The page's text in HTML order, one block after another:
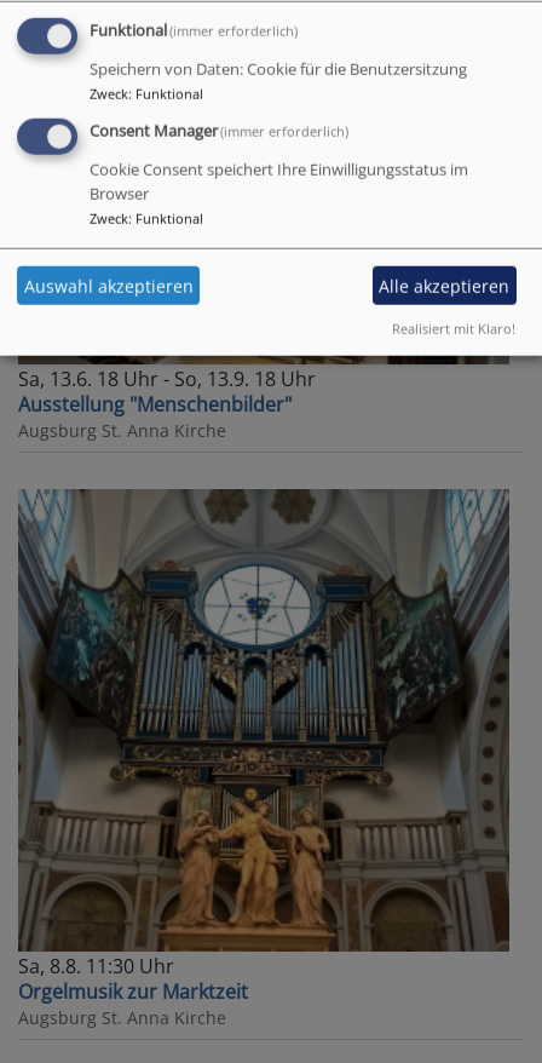
Sa, 13.6. 18 Uhr - So, 13.9. 18 Uhr
Ausstellung "Menschenbilder"
Augsburg St. Anna Kirche
Sa, 8.8. 11:30 Uhr
Orgelmusik zur Marktzeit
Augsburg St. Anna Kirche
Funktional(immer erforderlich)
Speichern von Daten: Cookie für die Benutzersitzung
Zweck: Funktional
Consent Manager(immer erforderlich)
Cookie Consent speichert Ihre Einwilligungsstatus im
Browser
Zweck: Funktional
Auswahl akzeptieren Alle akzeptieren
Realisiert mit Klaro!